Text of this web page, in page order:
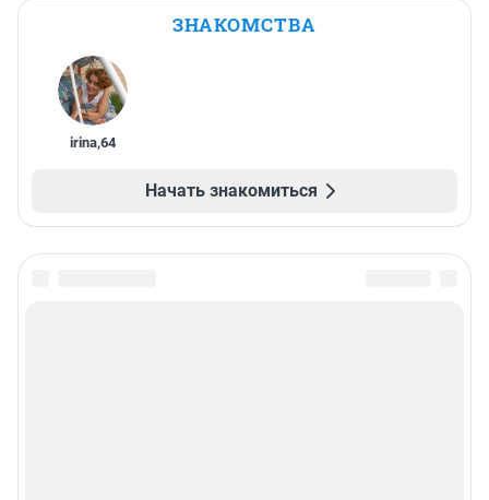
ЗНАКОМСТВА
irina,64
Начать знакомиться